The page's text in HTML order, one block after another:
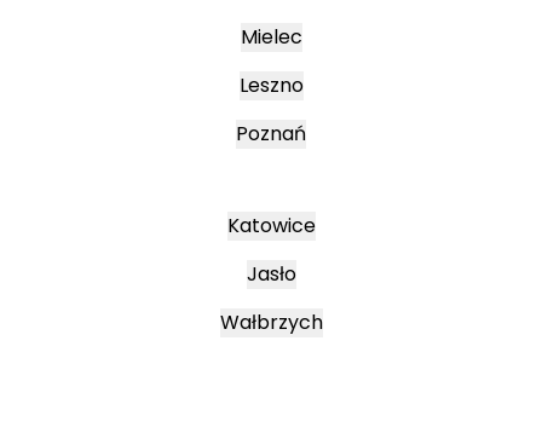
Mielec
Leszno
Poznań
Katowice
Jasło
Wałbrzych